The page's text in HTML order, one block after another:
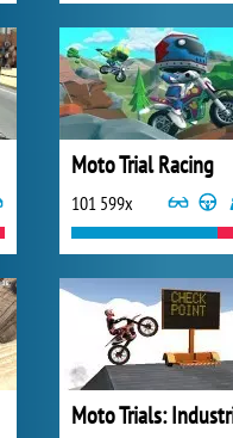
Moto Trial Racing
101 599x